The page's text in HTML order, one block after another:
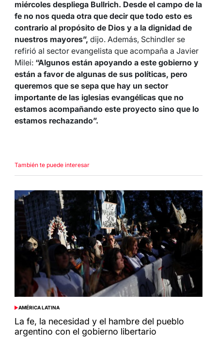
miércoles despliega Bullrich. Desde el campo de la
fe no nos queda otra que decir que todo esto es
contrario al propósito de Dios y a la dignidad de
nuestros mayores”, dijo. Además, Schindler se
refirió al sector evangelista que acompaña a Javier
Milei: “Algunos están apoyando a este gobierno y
están a favor de algunas de sus políticas, pero
queremos que se sepa que hay un sector
importante de las iglesias evangélicas que no
estamos acompañando este proyecto sino que lo
estamos rechazando”.
También te puede interesar
POSTED
IN
AMÉRICA LATINA
La fe, la necesidad y el hambre del pueblo
argentino con el gobierno libertario